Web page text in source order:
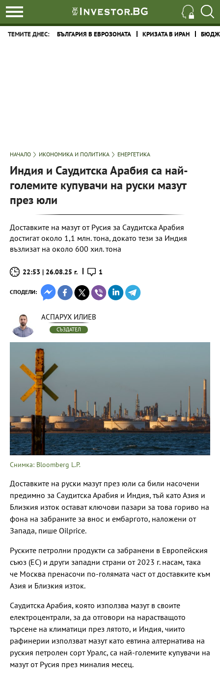
ТЕМИТЕ ДНЕС: БЪЛГАРИЯ В ЕВРОЗОНАТА КРИЗАТА В ИРАН
НАЧАЛО ИКОНОМИКА И ПОЛИТИКА ЕНЕРГЕТИКА
Индия и Саудитска Арабия са най-
големите купувачи на руски мазут
през юли
Доставките на мазут от Русия за Саудитска Арабия
достигат около 1,1 млн. тона, докато тези за Индия
възлизат на около 600 хил. тона
22:53 | 26.08.25 г. 1
СПОДЕЛИ:
АСПАРУХ ИЛИЕВ
СЪЗДАТЕЛ
Снимка: Bloomberg L.P.
Доставките на руски мазут през юли са били насочени
предимно за Саудитска Арабия и Индия, тъй като Азия и
Близкия изток остават ключови пазари за това гориво на
фона на забраните за внос и ембаргото, наложени от
Запада, пише Oilprice.
Руските петролни продукти са забранени в Европейския
съюз (ЕС) и други западни страни от 2023 г. насам, така
че Москва пренасочи по-голямата част от доставките към
Азия и Близкия изток.
Саудитска Арабия, която използва мазут в своите
електроцентрали, за да отговори на нарастващото
търсене на климатици през лятото, и Индия, чиито
рафинерии използват мазут като евтина алтернатива на
руския петролен сорт Уралс, са най-големите купувачи на
мазут от Русия през миналия месец.